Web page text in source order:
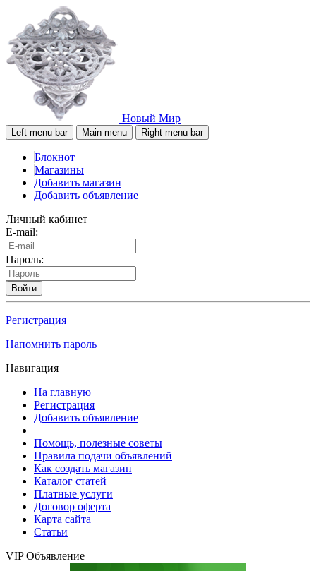
Новый Мир
Left menu bar Main menu Right menu bar
Блокнот
Магазины
Добавить магазин
Добавить объявление
Личный кабинет
E-mail:
Пароль:
Войти
Регистрация
Напомнить пароль
Навигация
На главную
Регистрация
Добавить объявление
Помощь, полезные советы
Правила подачи объявлений
Как создать магазин
Каталог статей
Платные услуги
Договор оферта
Карта сайта
Статьи
VIP Объявление